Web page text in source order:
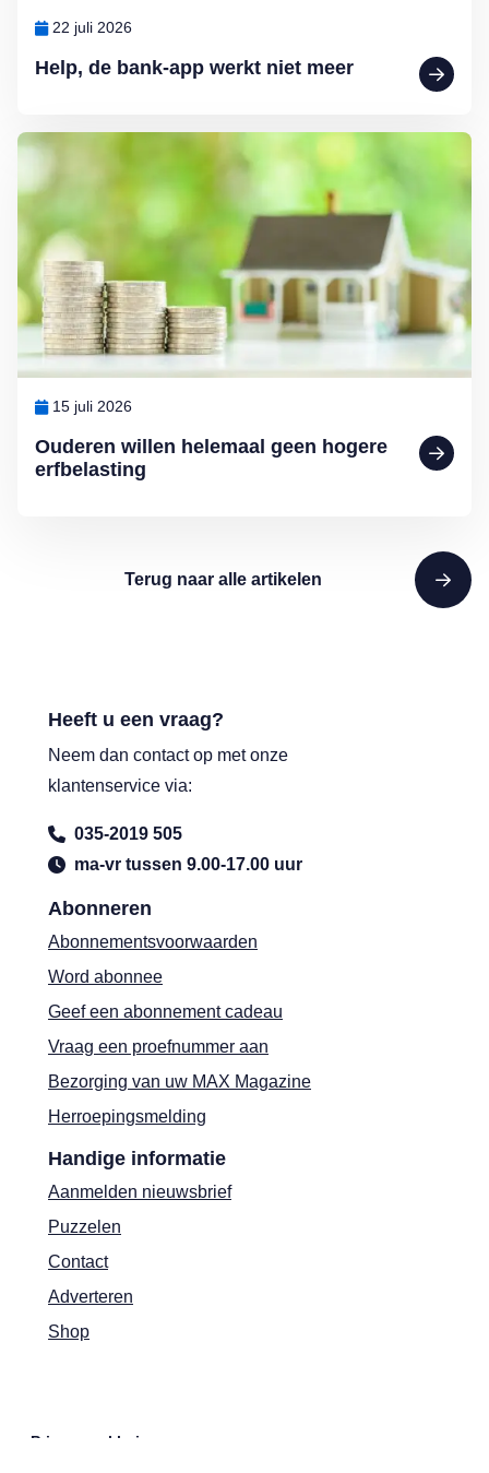
Help, de bank-app werkt niet meer
22 juli 2026
Ouderen willen helemaal geen hogere
erfbelasting
15 juli 2026
Lees meer over Ouderen willen helemaal geen hogere erfbelasting
Terug naar alle artikelen
Abonneren
Abonnementsvoorwaarden
Word abonnee
Geef een abonnement cadeau
Vraag een proefnummer aan
Bezorging van uw MAX Magazine
Herroepingsmelding
Handige informatie
Aanmelden nieuwsbrief
Puzzelen
Contact
Adverteren
Shop
Heeft u een vraag?
Neem dan contact op met onze
klantenservice via:
035-2019 505
ma-vr tussen 9.00-17.00 uur
Privacyverklaring